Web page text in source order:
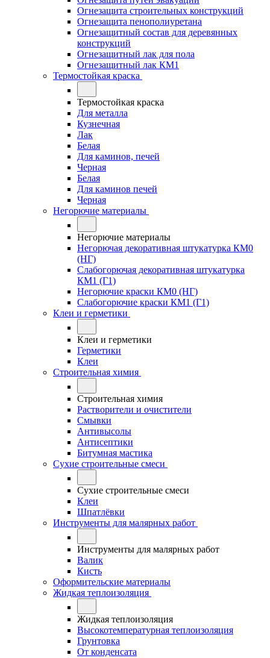
Огнезащита строительных конструкций
Огнезащита пенополиуретана
Огнезащитный состав для деревянных
конструкций
Огнезащитный лак для пола
Огнезащитный лак КМ1
Термостойкая краска
Термостойкая краска
Для металла
Кузнечная
Лак
Белая
Для каминов, печей
Черная
Белая
Для каминов печей
Черная
Негорючие материалы
Негорючие материалы
Негорючая декоративная штукатурка КМ0
(НГ)
Слабогорючая декоративная штукатурка
КМ1 (Г1)
Негорючие краски КМ0 (НГ)
Слабогорючие краски КМ1 (Г1)
Клеи и герметики
Клеи и герметики
Герметики
Клеи
Строительная химия
Строительная химия
Растворители и очистители
Смывки
Антивысолы
Антисептики
Битумная мастика
Сухие строительные смеси
Сухие строительные смеси
Клеи
Шпатлёвки
Инструменты для малярных работ
Инструменты для малярных работ
Валик
Кисть
Оформительские материалы
Жидкая теплоизоляция
Жидкая теплоизоляция
Высокотемпературная теплоизоляция
Грунтовка
От конденсата